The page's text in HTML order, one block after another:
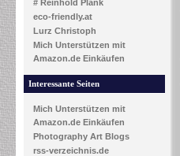
# Reinhold Plank
eco-friendly.at
Lurz Christoph
Mich Unterstützen mit
Amazon.de Einkäufen
Interessante Seiten
Mich Unterstützen mit
Amazon.de Einkäufen
Photography Art Blogs
rss-verzeichnis.de